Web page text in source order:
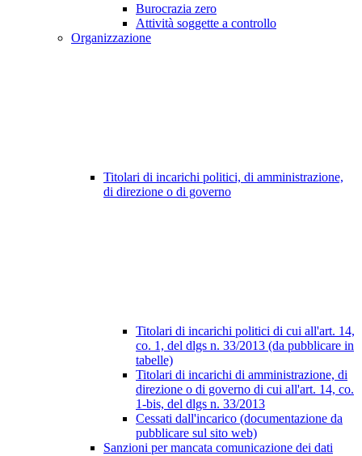
Burocrazia zero
Attività soggette a controllo
Organizzazione
Titolari di incarichi politici, di amministrazione,
di direzione o di governo
Titolari di incarichi politici di cui all'art. 14,
co. 1, del dlgs n. 33/2013 (da pubblicare in
tabelle)
Titolari di incarichi di amministrazione, di
direzione o di governo di cui all'art. 14, co.
1-bis, del dlgs n. 33/2013
Cessati dall'incarico (documentazione da
pubblicare sul sito web)
Sanzioni per mancata comunicazione dei dati